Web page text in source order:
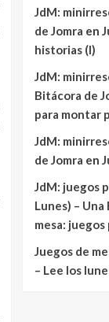
JdM:
de Jomra en
historias (I)
JdM:
Bitácora de
para montar
JdM:
de Jomra en
JdM: juegos
Lunes) –
mesa:
Juegos de
– Lee los